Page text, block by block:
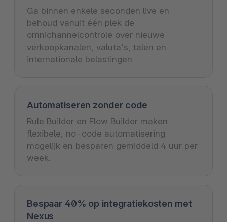
Ga binnen enkele seconden live en
behoud vanuit één plek de
omnichannelcontrole over nieuwe
verkoopkanalen, valuta's, talen en
internationale belastingen
Automatiseren zonder code
Rule Builder en Flow Builder maken
flexibele, no-code automatisering
mogelijk en besparen gemiddeld 4 uur per
week.
Bespaar 40% op integratiekosten met
Nexus